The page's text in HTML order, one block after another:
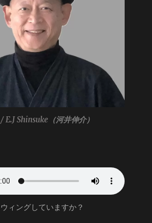
E.J Shinsuke （河井伸介）
ィングしていますか？